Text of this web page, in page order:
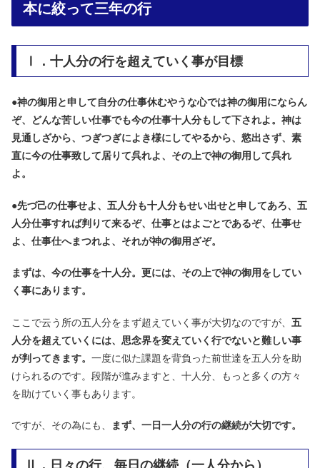
本に絞って三年の行
Ⅰ．十人分の行を超えていく事が目標
●神の御用と申して自分の仕事休むやうな心では神の御用にならん
ぞ、どんな苦しい仕事でも今の仕事十人分もして下されよ。神は
見通しざから、つぎつぎによき様にしてやるから、慾出さず、素
直に今の仕事致して居りて呉れよ、その上で神の御用して呉れ
よ。
●先づ己の仕事せよ、五人分も十人分もせい出せと申してあろ、五
人分仕事すれば判りて来るぞ、仕事とはよごとであるぞ、仕事せ
よ、仕事仕へまつれよ、それが神の御用ざぞ。
まずは、今の仕事を十人分。更には、その上で神の御用をしてい
く事にあります。
ここで云う所の五人分をまず超えていく事が大切なのですが、 五
人分を超えていくには、思念界を変えていく行でないと難しい事
が判ってきます。 一度に似た課題を背負った前世達を五人分を助
けられるのです。段階が進みますと、十人分、もっと多くの方々
を助けていく事もあります。
ですが、その為にも、 まず、一日一人分の行の継続が大切です。
Ⅱ．日々の行、毎日の継続（一人分から）